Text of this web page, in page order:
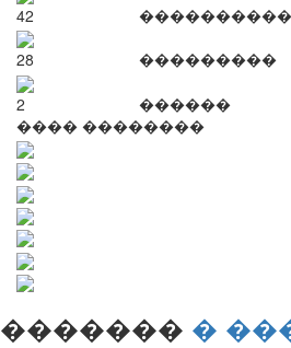
42
28 ���������
2
������
���� ��������
������� �